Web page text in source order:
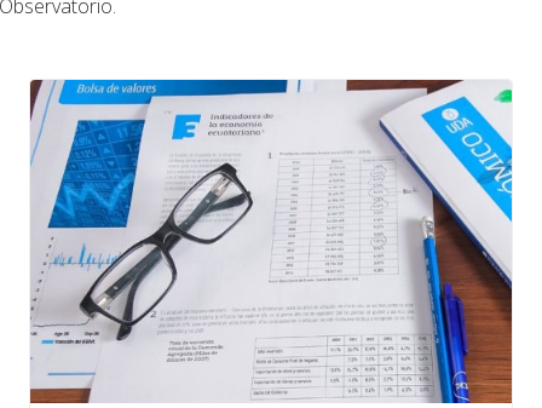
Observatorio.